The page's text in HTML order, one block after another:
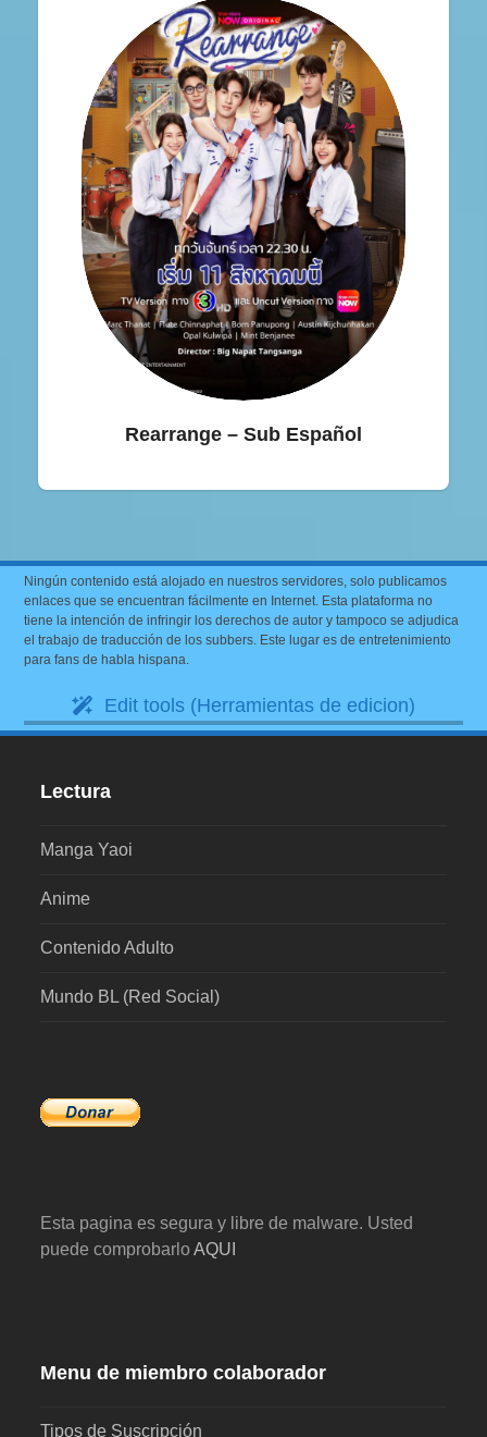
Rearrange – Sub Español
Ningún contenido está alojado en nuestros servidores, solo publicamos
enlaces que se encuentran fácilmente en Internet. Esta plataforma no
tiene la intención de infringir los derechos de autor y tampoco se adjudica
el trabajo de traducción de los subbers. Este lugar es de entretenimiento
para fans de habla hispana.
Edit tools (Herramientas de edicion)
Lectura
Manga Yaoi
Anime
Contenido Adulto
Mundo BL (Red Social)
Esta pagina es segura y libre de malware. Usted
puede comprobarloAQUI
Menu de miembro colaborador
Tipos de Suscripción